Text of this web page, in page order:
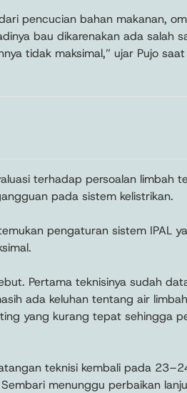
pencucian bahan makanan,
bau dikarenakan ada salah
tidak maksimal,” ujar Pujo saat
terhadap persoalan limbah
pada sistem kelistrikan.
pengaturan sistem IPAL
Pertama teknisinya sudah
ada keluhan tentang air
yang kurang tepat sehingga
teknisi kembali pada
menunggu perbaikan